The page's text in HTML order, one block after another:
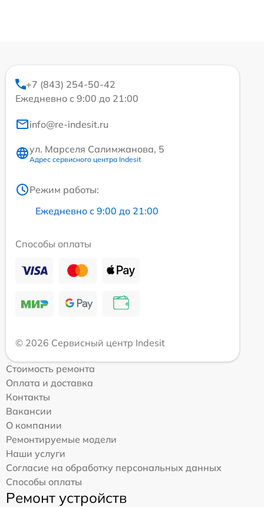
+7 (843) 254-50-42
Ежедневно с 9:00 до 21:00
info@re-indesit.ru
ул. Марселя Салимжанова, 5
Адрес сервисного центра Indesit
Режим работы:
Ежедневно с 9:00 до 21:00
Способы оплаты
© 2026 Сервисный центр Indesit
Стоимость ремонта
Оплата и доставка
Контакты
Вакансии
О компании
Ремонтируемые модели
Наши услуги
Согласие на обработку персональных данных
Способы оплаты
Ремонт устройств